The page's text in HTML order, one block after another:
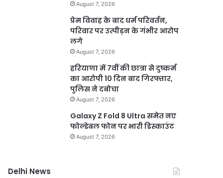
August 7, 2026
प्रेम विवाह के बाद धर्म परिवर्तन,
परिवार पर उत्पीड़न के गंभीर आरोप
लगे
August 7, 2026
हरियाणा में 7वीं की छात्रा से दुष्कर्म
का आरोपी 10 दिन बाद गिरफ्तार,
पुलिस ने दबोचा
August 7, 2026
Galaxy Z Fold 8 Ultra समेत नए
फोल्डेबल फोन पर भारी डिस्काउंट
August 7, 2026
Delhi News